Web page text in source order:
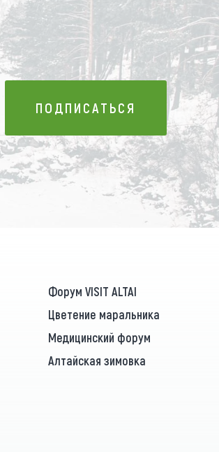
ПОДПИСАТЬСЯ
ПОДПИСАТЬСЯ
Форум VISIT ALTAI
Цветение маральника
Медицинский форум
Алтайская зимовка